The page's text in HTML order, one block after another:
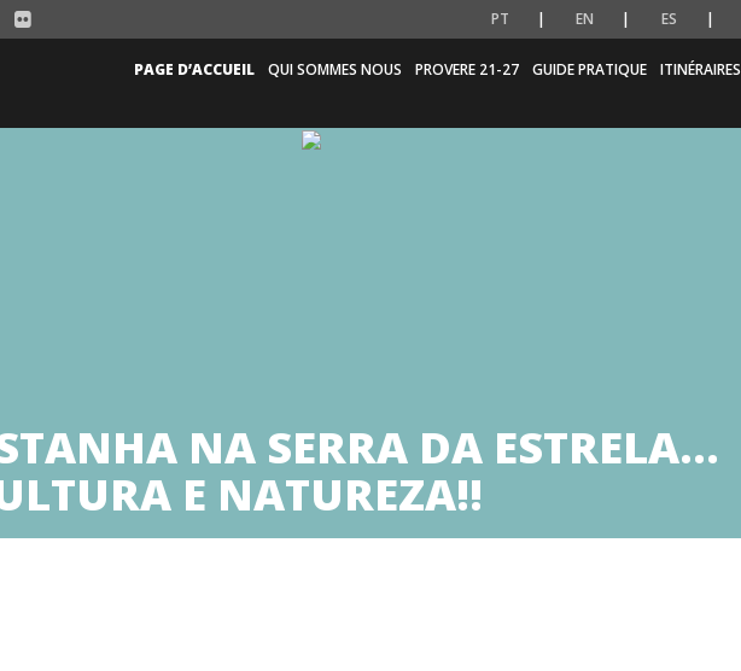
PT EN ES
PAGE D’ACCUEIL QUI SOMMES NOUS PROVERE 21-27 GUIDE PRATIQUE ITINÉRAIRES
NA SERRA DA ESTRELA…
E NATUREZA!!